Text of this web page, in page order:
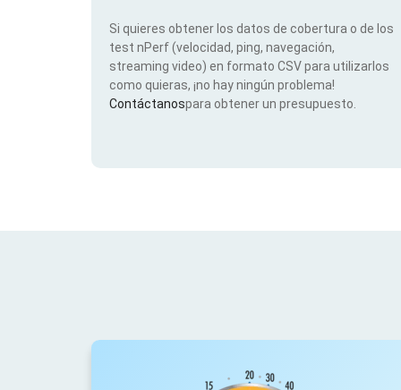
Si quieres obtener los datos de cobertura o de los
test nPerf (velocidad, ping, navegación,
streaming video) en formato CSV para utilizarlos
como quieras, ¡no hay ningún problema!
Contáctanospara obtener un presupuesto.